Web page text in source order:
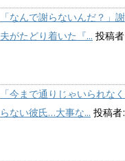
「なんで謝らないんだ？」
夫がたどり着いた『... 投稿
「今まで通りじゃいられな
らない彼氏…大事な... 投稿者: